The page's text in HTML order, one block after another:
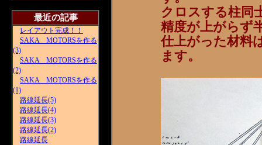
最近の記事
レイアウト完成！！
SAKA MOTORSを作る
(3)
SAKA MOTORSを作る
(2)
SAKA MOTORSを作る
(1)
路線延長(5)
路線延長(4)
路線延長(3)
路線延長(2)
路線延長
クロスする柱同
精度が上がらず
仕上がった材料
ます。